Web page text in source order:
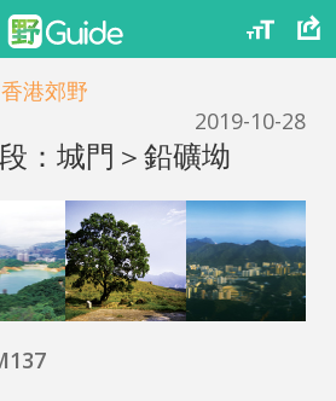
香港郊野
2019-10-28
：城門＞鉛礦坳